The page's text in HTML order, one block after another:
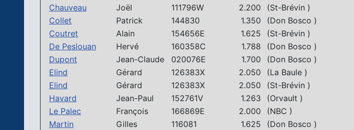
Chauveau
Joël 111796W 2.200
(St-Brévin )
Collet
Patrick 144830 1.350
(Don Bosco )
Coutret
Alain 154656E 1.625
(St-Brévin )
De Peslouan
Hervé 160358C 1.788
(Don Bosco )
Dupont
Jean-Claude 020076E 1.700
(Don Bosco )
Elind
Gérard 126383X 2.050
(La Baule )
Elind
Gérard 126383X 2.050
(St-Brévin )
Havard
Jean-Paul 152761V 1.263
(Orvault )
Le Palec
François 166869E 2.000
(NBC )
Martin
Gilles 116081 1.625
(Don Bosco )